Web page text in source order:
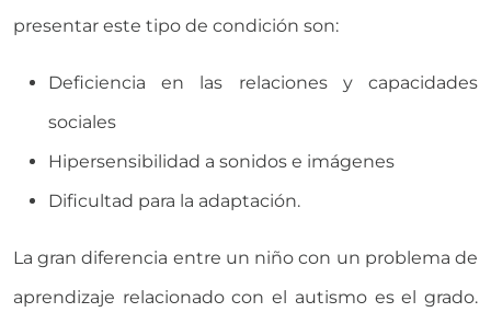
presentar este tipo de condición son:
Deficiencia en las relaciones y capacidades
sociales
Hipersensibilidad a sonidos e imágenes
Dificultad para la adaptación.
La gran diferencia entre un niño con un problema de
aprendizaje relacionado con el autismo es el grado.